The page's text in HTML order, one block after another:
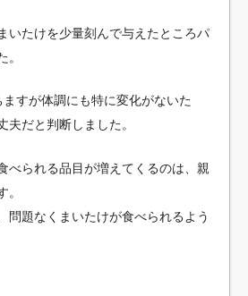
いたけを少量刻んで与えたところパ
。
すが体調にも特に変化がないた
夫だと判断しました。
べられる品目が増えてくるのは、親
。
問題なくまいたけが食べられるよう